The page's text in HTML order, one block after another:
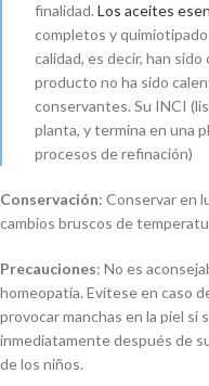
finalidad. Los aceites
completos y
calidad, es decir, han
producto no ha sido
conservantes. Su INCI
planta, y termina en una
procesos de refinación)
Conservación: Conservar en
cambios bruscos de
Precauciones: No es
homeopatía. Evítese en caso
provocar manchas en la piel si
inmediatamente después de
de los niños.